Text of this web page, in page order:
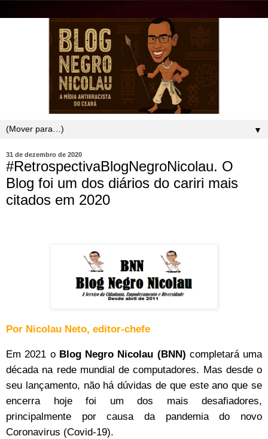
▼
31 de dezembro de 2020
#RetrospectivaBlogNegroNicolau. O
Blog foi um dos diários do cariri mais
citados em 2020
Por Nicolau Neto, editor-chefe
Em 2021 o Blog Negro Nicolau (BNN) completará uma
década na rede mundial de computadores. Mas desde o
seu lançamento, não há dúvidas de que este ano que se
encerra hoje foi um dos mais desafiadores,
principalmente por causa da pandemia do novo
Coronavirus (Covid-19).